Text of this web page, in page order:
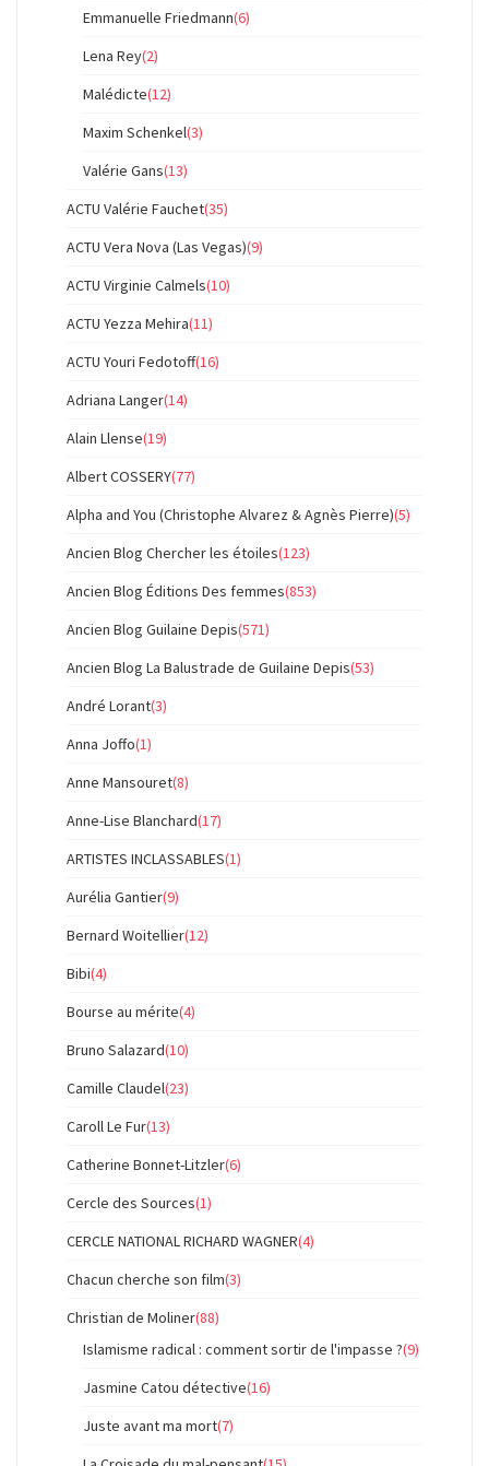
Emmanuelle Friedmann(6)
Lena Rey(2)
Malédicte(12)
Maxim Schenkel(3)
Valérie Gans(13)
ACTU Valérie Fauchet(35)
ACTU Vera Nova (Las Vegas)(9)
ACTU Virginie Calmels(10)
ACTU Yezza Mehira(11)
ACTU Youri Fedotoff(16)
Adriana Langer(14)
Alain Llense(19)
Albert COSSERY(77)
Alpha and You (Christophe Alvarez & Agnès Pierre)(5)
Ancien Blog Chercher les étoiles(123)
Ancien Blog Éditions Des femmes(853)
Ancien Blog Guilaine Depis(571)
Ancien Blog La Balustrade de Guilaine Depis(53)
André Lorant(3)
Anna Joffo(1)
Anne Mansouret(8)
Anne-Lise Blanchard(17)
ARTISTES INCLASSABLES(1)
Aurélia Gantier(9)
Bernard Woitellier(12)
Bibi(4)
Bourse au mérite(4)
Bruno Salazard(10)
Camille Claudel(23)
Caroll Le Fur(13)
Catherine Bonnet-Litzler(6)
Cercle des Sources(1)
CERCLE NATIONAL RICHARD WAGNER(4)
Chacun cherche son film(3)
Christian de Moliner(88)
Islamisme radical : comment sortir de l'impasse ?(9)
Jasmine Catou détective(16)
Juste avant ma mort(7)